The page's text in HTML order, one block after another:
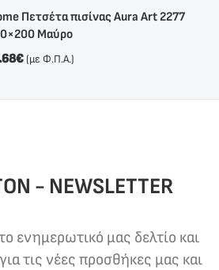
Πετσέτα πισίνας Aura Art 2277
Μαύρο
€ (με Φ.Π.Α.)
- NEWSLETTER
ενημερωτικό μας δελτίο και
τις νέες προσθήκες μας και